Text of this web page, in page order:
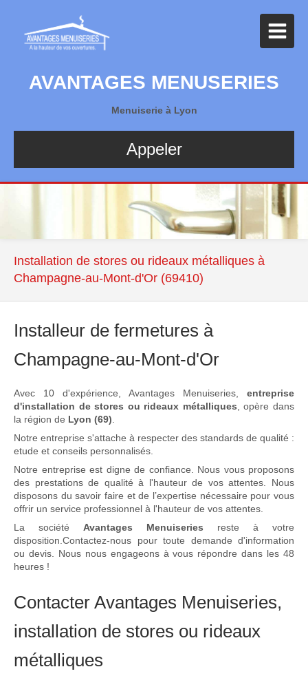
AVANTAGES MENUSERIES
Menuiserie à Lyon
Appeler
Installation de stores ou rideaux métalliques à
Champagne-au-Mont-d'Or (69410)
Installeur de fermetures à
Champagne-au-Mont-d'Or
Avec 10 d'expérience, Avantages Menuiseries, entreprise
d'installation de stores ou rideaux métalliques , opère dans
la région de Lyon (69)
Notre entreprise s'attache à respecter des standards de qualité :
etude et conseils personnalisés.
Notre entreprise est digne de confiance. Nous vous proposons
des prestations de qualité à l'hauteur de vos attentes. Nous
disposons du savoir faire et de l’expertise nécessaire pour vous
offrir un service professionnel à l'hauteur de vos attentes.
La société Avantages Menuiseries reste à votre
disposition.Contactez-nous pour toute demande d'information
ou devis. Nous nous engageons à vous répondre dans les 48
heures !
Contacter Avantages Menuiseries,
installation de stores ou rideaux
métalliques